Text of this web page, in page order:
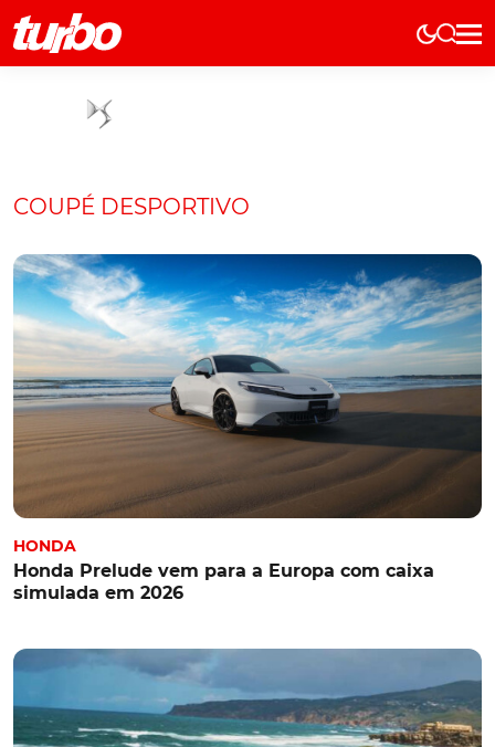
Elétricos
Testes
Marcas
Comerciais
Curiosidades
Elétricos
Técnica
Testes
COUPÉ DESPORTIVO
HONDA
Honda Prelude vem para a Europa com caixa
simulada em 2026